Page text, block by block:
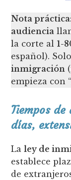
Nota
audiencia
la corte al 1-
español).
inmigración
empieza con
Tiempos
días,
Laley de
establece
de